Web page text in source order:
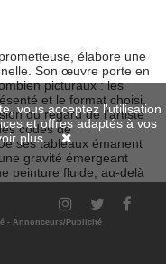
élabore une
Son œuvre porte en
picturaux : les
et le format choisi,
du regard de l’artiste
codes de
ses tableaux émanent
gravité émergeant
peinture fluide, au-delà
dans le N°51 de la
2013.
- Annonceurs/Publicité
vous acceptez l'utilisation
et offres adaptés à vos
plus...